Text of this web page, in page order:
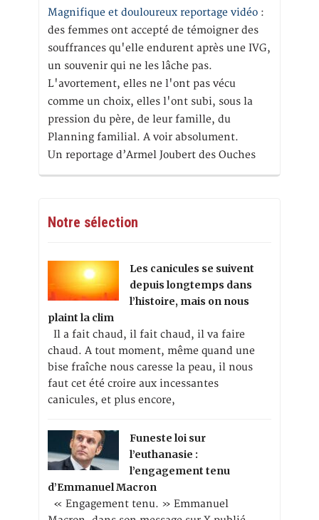
Magnifique et douloureux reportage vidéo :
des femmes ont accepté de témoigner des
souffrances qu'elle endurent après une IVG,
un souvenir qui ne les lâche pas.
L'avortement, elles ne l'ont pas vécu
comme un choix, elles l'ont subi, sous la
pression du père, de leur famille, du
Planning familial. A voir absolument.
Un reportage d’Armel Joubert des Ouches
Notre sélection
Les canicules se suivent
depuis longtemps dans
l’histoire, mais on nous
plaint la clim
Il a fait chaud, il fait chaud, il va faire
chaud. A tout moment, même quand une
bise fraîche nous caresse la peau, il nous
faut cet été croire aux incessantes
canicules, et plus encore,
Funeste loi sur
l’euthanasie :
l’engagement tenu
d’Emmanuel Macron
« Engagement tenu. » Emmanuel